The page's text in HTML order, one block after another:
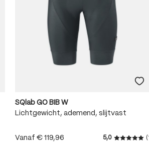
SQlab GO BIB W
Lichtgewicht, ademend, slijtvast
Vanaf € 119,96 5,0